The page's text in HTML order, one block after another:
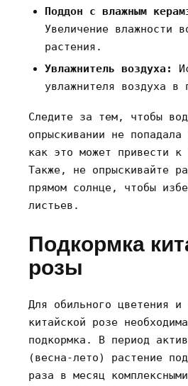
Поддон с влажным
Увеличение влажности
растения.
Увлажнитель воздуха:
увлажнителя воздуха в
Следите за тем‚ чтобы
опрыскивании не
как это может привести к
Также‚ не опрыскивайте
прямом солнце‚ чтобы
листьев.
Подкормка
розы
Для обильного цветения и
китайской розе
подкормка. В период
(весна-лето) растение
раза в месяц